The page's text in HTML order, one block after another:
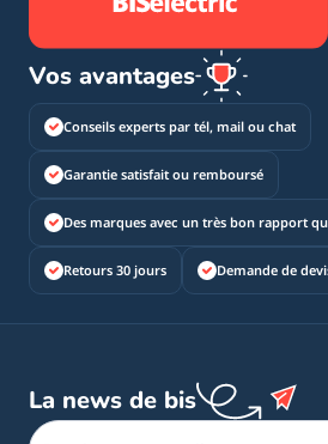
Vos avantages
Conseils experts par tél, mail ou chat
Garantie satisfait ou remboursé
Des marques avec un très bon rapport
Retours 30 jours Demande de
La news de bis